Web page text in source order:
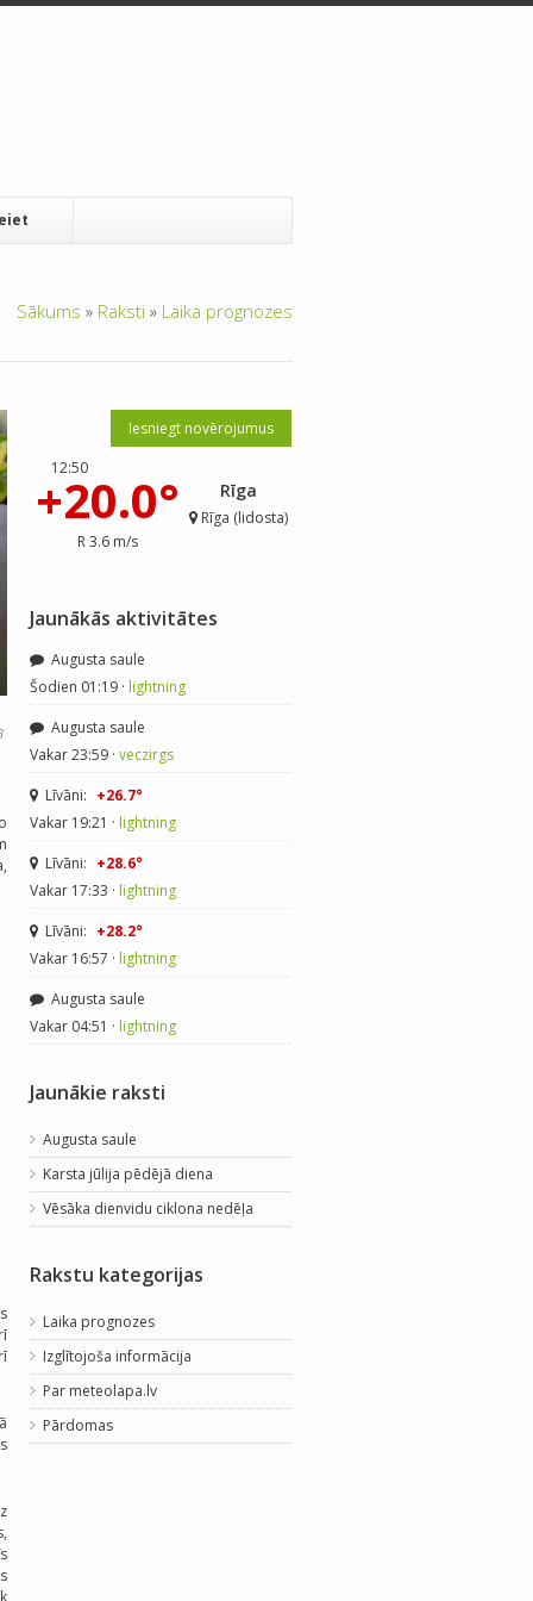
Sākums » Raksti » Laika prognozes
Iesniegt novērojumus
12:50
+20.0°
R 3.6 m/s
Rīga
Rīga (lidosta)
Jaunākās aktivitātes
Augusta saule
Šodien 01:19 · lightning
Augusta saule
Vakar 23:59 · veczirgs
Līvāni: +26.7°
Vakar 19:21 · lightning
Līvāni: +28.6°
Vakar 17:33 · lightning
Līvāni: +28.2°
Vakar 16:57 · lightning
Augusta saule
Vakar 04:51 · lightning
Jaunākie raksti
Augusta saule
Karsta jūlija pēdējā diena
Vēsāka dienvidu ciklona nedēļa
Rakstu kategorijas
Laika prognozes
Izglītojoša informācija
Par meteolapa.lv
Pārdomas